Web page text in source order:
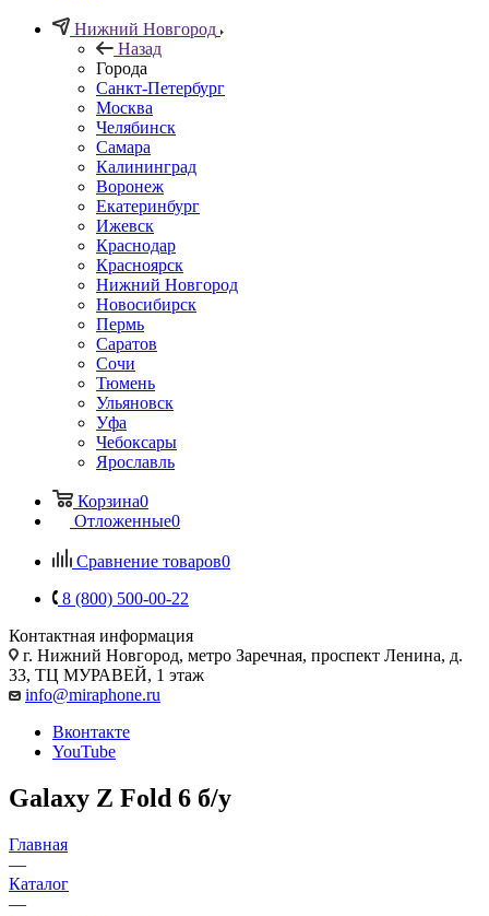
Нижний Новгород
Назад
Города
Санкт-Петербург
Москва
Челябинск
Самара
Калининград
Воронеж
Екатеринбург
Ижевск
Краснодар
Красноярск
Нижний Новгород
Новосибирск
Пермь
Саратов
Сочи
Тюмень
Ульяновск
Уфа
Чебоксары
Ярославль
Корзина0
Отложенные0
Сравнение товаров0
8 (800) 500-00-22
Контактная информация
г. Нижний Новгород, метро Заречная, проспект Ленина, д.
33, ТЦ МУРАВЕЙ, 1 этаж
info@miraphone.ru
Вконтакте
YouTube
Galaxy Z Fold 6 б/у
Главная
—
Каталог
—